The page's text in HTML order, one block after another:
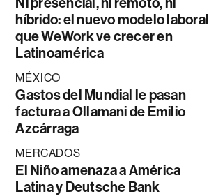
híbrido: el nuevo modelo laboral
que WeWork ve crecer en
Latinoamérica
MÉXICO
Gastos del Mundial le pasan
factura a Ollamani de Emilio
Azcárraga
MERCADOS
El Niño amenaza a América
Latina y Deutsche Bank